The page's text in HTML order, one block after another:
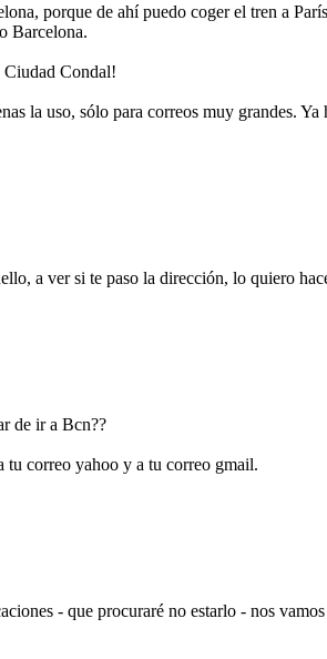
porque de ahí puedo coger el tren a
Barcelona.
Ciudad Condal!
la uso, sólo para correos muy grandes. Ya
a ver si te paso la dirección, lo quiero
de ir a Bcn??
tu correo yahoo y a tu correo gmail.
- que procuraré no estarlo - nos